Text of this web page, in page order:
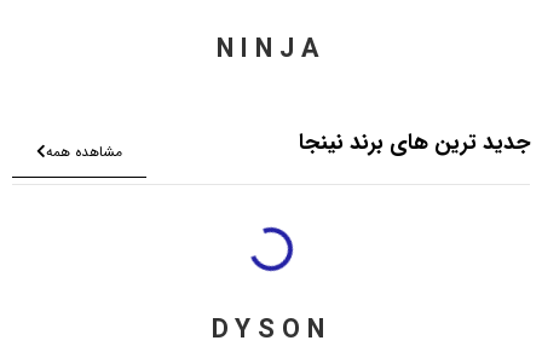
NINJA
جدید ترین های برند نینجا مشاهده همه
DYSON